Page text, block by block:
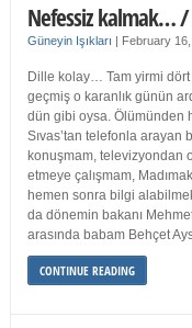
Nefessiz kalmak… /
Güneyin Işıkları | February
Dille kolay… Tam yirmi dört
geçmiş o karanlık günün
dün gibi oysa. Ölümünden
Sıvas’tan telefonla arayan
konuşmam, televizyondan
etmeye çalışmam,
hemen sonra bilgi
da dönemin bakanı
arasında babam Behçet
CONTINUE READING